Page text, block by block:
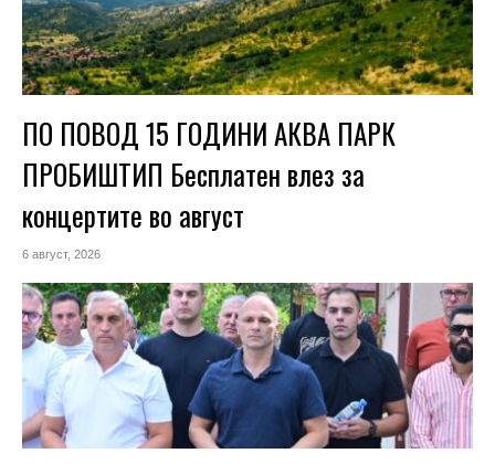
ПО ПОВОД 15 ГОДИНИ АКВА ПАРК
ПРОБИШТИП Бесплатен влез за
концертите во август
6 август, 2026